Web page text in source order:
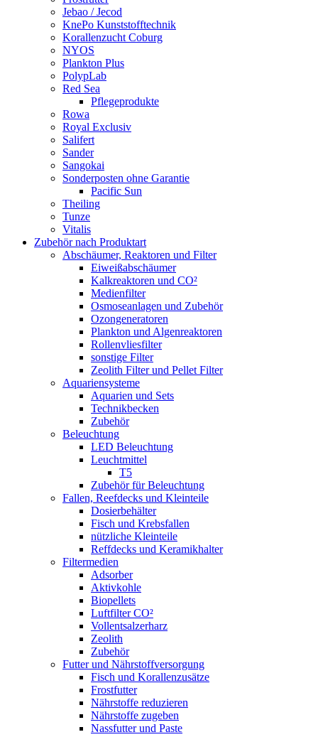
Jebao / Jecod
KnePo Kunststofftechnik
Korallenzucht Coburg
NYOS
Plankton Plus
PolypLab
Red Sea
Pflegeprodukte
Rowa
Royal Exclusiv
Salifert
Sander
Sangokai
Sonderposten ohne Garantie
Pacific Sun
Theiling
Tunze
Vitalis
Zubehör nach Produktart
Abschäumer, Reaktoren und Filter
Eiweißabschäumer
Kalkreaktoren und CO²
Medienfilter
Osmoseanlagen und Zubehör
Ozongeneratoren
Plankton und Algenreaktoren
Rollenvliesfilter
sonstige Filter
Zeolith Filter und Pellet Filter
Aquariensysteme
Aquarien und Sets
Technikbecken
Zubehör
Beleuchtung
LED Beleuchtung
Leuchtmittel
T5
Zubehör für Beleuchtung
Fallen, Reefdecks und Kleinteile
Dosierbehälter
Fisch und Krebsfallen
nützliche Kleinteile
Reffdecks und Keramikhalter
Filtermedien
Adsorber
Aktivkohle
Biopellets
Luftfilter CO²
Vollentsalzerharz
Zeolith
Zubehör
Futter und Nährstoffversorgung
Fisch und Korallenzusätze
Frostfutter
Nährstoffe reduzieren
Nährstoffe zugeben
Nassfutter und Paste